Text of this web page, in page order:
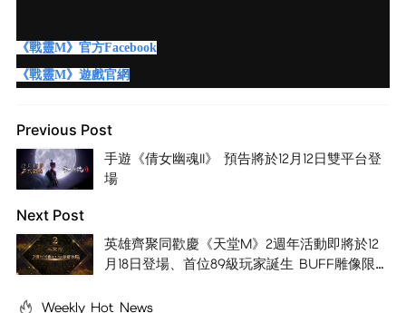
《戰靈M》官方Facebook
《戰靈M》遊戲官網
Previous Post
手遊《倩女幽魂II》 預告將於12月12日雙平台登
場
Next Post
英雄齊聚同歡慶《天堂M》2週年活動即將於12
月18日登場、首位89級玩家誕生 BUFF雕像限時
Weekly Hot News